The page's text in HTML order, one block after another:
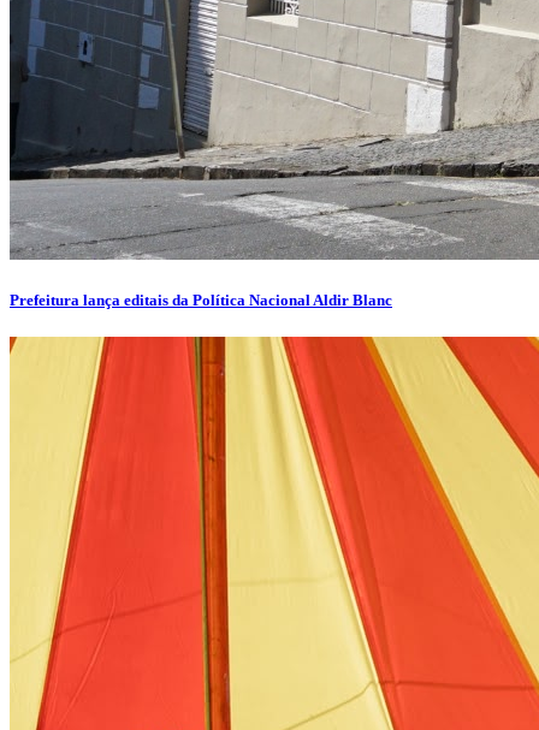
Prefeitura lança editais da Política Nacional Aldir Blanc